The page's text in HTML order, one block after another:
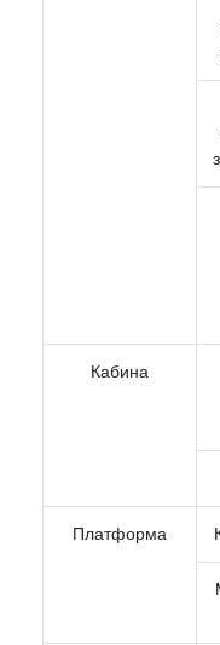
Кабина
Платформа